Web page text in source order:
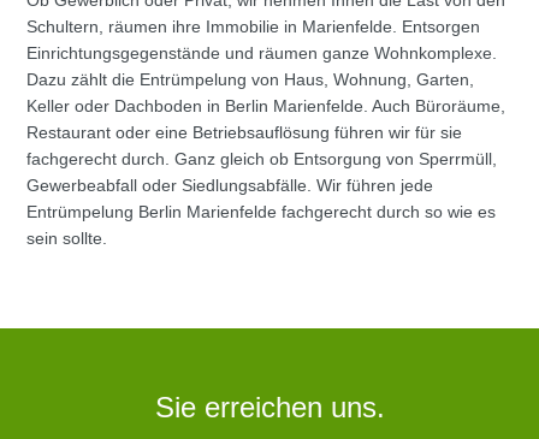
Schultern, räumen ihre Immobilie in Marienfelde. Entsorgen
Einrichtungsgegenstände und räumen ganze Wohnkomplexe.
Dazu zählt die Entrümpelung von Haus, Wohnung, Garten,
Keller oder Dachboden in Berlin Marienfelde. Auch Büroräume,
Restaurant oder eine Betriebsauflösung führen wir für sie
fachgerecht durch. Ganz gleich ob Entsorgung von Sperrmüll,
Gewerbeabfall oder Siedlungsabfälle. Wir führen jede
Entrümpelung Berlin Marienfelde fachgerecht durch so wie es
sein sollte.
Sie erreichen uns.